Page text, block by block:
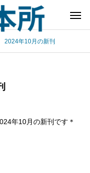
年10月の新刊
年10月の新刊です＊